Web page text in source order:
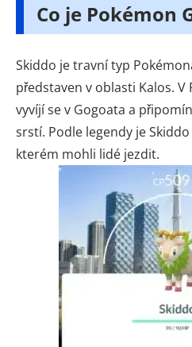
Co je Pokémon
Skiddo je travní typ
představen v oblasti Kalos. V
vyvíjí se v Gogoata a
srstí. Podle legendy je
kterém mohli lidé jezdit.